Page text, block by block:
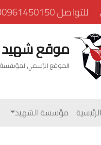
للتواصل 00961450150
موقع شهيد
الموقع الرّسمي لمؤسّسة
الرئيسية مؤسسة الشهيد